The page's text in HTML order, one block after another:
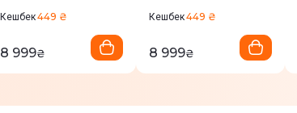
Кешбек449 ₴
8 999₴
Кешбек449 ₴
8 999₴